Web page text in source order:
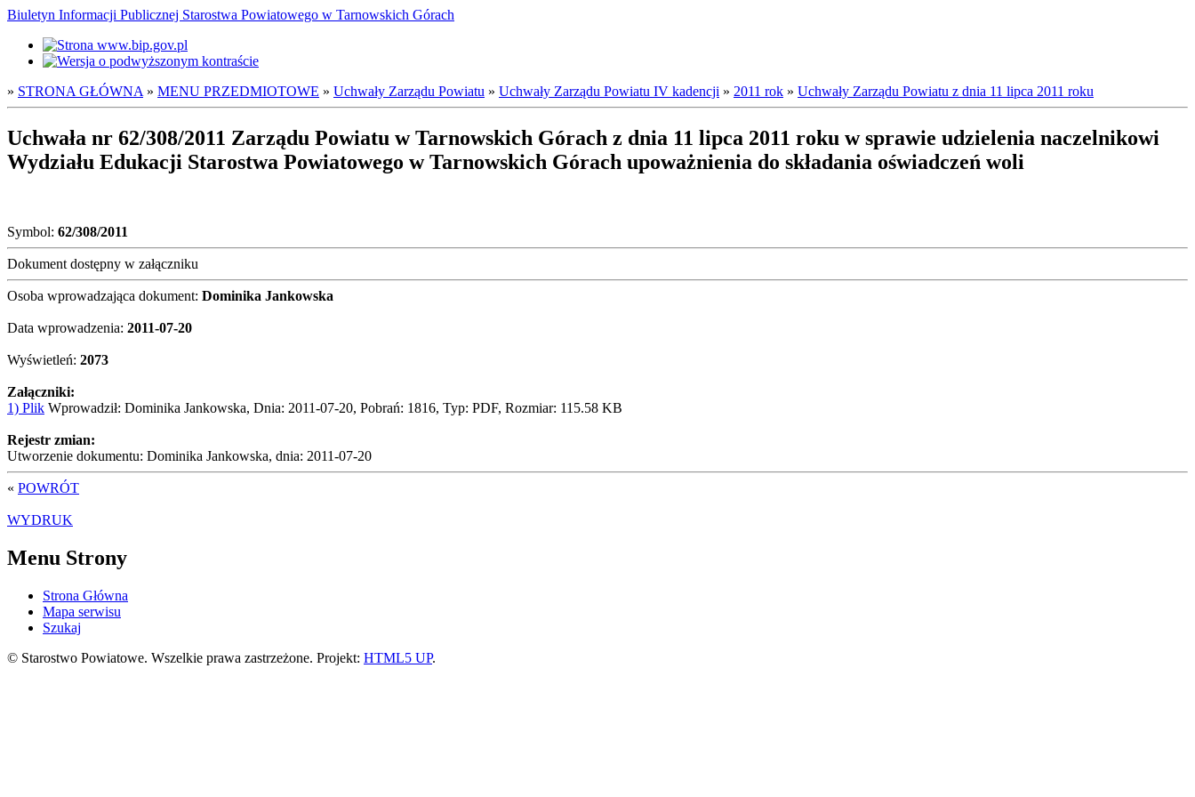
Biuletyn Informacji Publicznej Starostwa Powiatowego w Tarnowskich Górach
» STRONA GŁÓWNA » MENU PRZEDMIOTOWE » Uchwały Zarządu Powiatu » Uchwały Zarządu Powiatu IV kadencji » 2011 rok » Uchwały Zarządu Powiatu z dnia 11 lipca 2011 roku
Uchwała nr 62/308/2011 Zarządu Powiatu w Tarnowskich Górach z dnia 11 lipca 2011 roku w sprawie udzielenia naczelnikowi
Wydziału Edukacji Starostwa Powiatowego w Tarnowskich Górach upoważnienia do składania oświadczeń woli
Symbol: 62/308/2011
Dokument dostępny w załączniku
Osoba wprowadzająca dokument: Dominika Jankowska
Data wprowadzenia: 2011-07-20
Wyświetleń: 2073
Załączniki:
1) Plik Wprowadził: Dominika Jankowska, Dnia: 2011-07-20, Pobrań: 1816, Typ: PDF, Rozmiar: 115.58 KB
Rejestr zmian:
Utworzenie dokumentu: Dominika Jankowska, dnia: 2011-07-20
« POWRÓT
WYDRUK
Menu Strony
Strona Główna
Mapa serwisu
Szukaj
© Starostwo Powiatowe. Wszelkie prawa zastrzeżone. Projekt: HTML5 UP.